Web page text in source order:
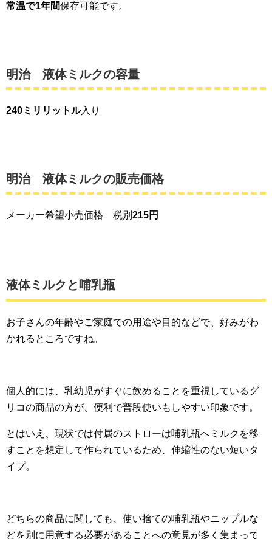
常温で1年間保存可能です。
明治 液体ミルクの容量
240ミリリットル入り
明治 液体ミルクの販売価格
メーカー希望小売価格 税別 215円
液体ミルクと哺乳瓶
お子さんの年齢やご家庭での用途や目的などで、好みがわ
かれるところですね。
個人的には、乳幼児がすぐに飲めることを重視しているグ
リコの商品の方が、便利で普段使いもしやすい印象です。
とはいえ、現状では付属のストローは哺乳瓶へミルクを移
すことを想定して作られているため、伸縮性のない短いタ
イプ。
どちらの商品に関しても、使い捨ての哺乳瓶やニップルな
どを別に用意する必要があることへの意見が多く集まって